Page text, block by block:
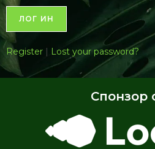
резултати
76.00 КБ 1 филе(с)
Избор писма